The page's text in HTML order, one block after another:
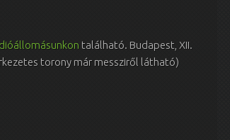
található. Budapest, XII.
torony már messziről látható)